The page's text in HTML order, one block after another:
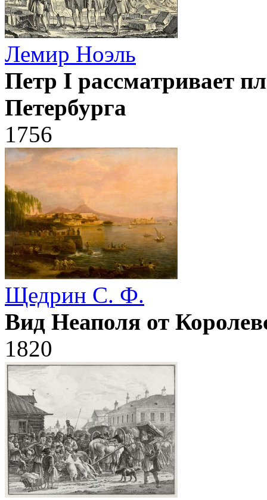
Лемир Ноэль
Петр I рассматривает
Петербурга
1756
Щедрин С. Ф.
Вид Неаполя от
1820